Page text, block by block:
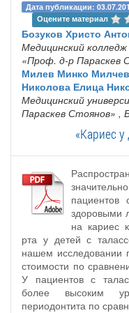
Дата публикации:
Оцените материал
Бозуков Христо
Медицинский
«Проф. д-р Параскев
Милев Минко Милчев
Николова Елица
Медицинский
Параскев Стоянов» ,
«Кариес у
здоровыми
на кариес
рта у детей с
нашем исследовании
стоимости по
У пациентов с
более высоким
периодонтита по